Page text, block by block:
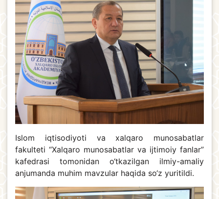
Islom iqtisodiyoti va xalqaro munosabatlar
fakulteti “Xalqaro munosabatlar va ijtimoiy fanlar”
kafedrasi tomonidan o‘tkazilgan ilmiy-amaliy
anjumanda muhim mavzular haqida so‘z yuritildi.